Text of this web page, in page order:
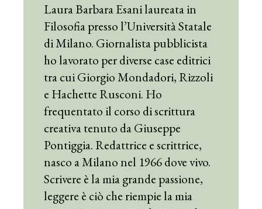
Laura Barbara Esani laureata in
Filosofia presso l’Università Statale
di Milano. Giornalista pubblicista
ho lavorato per diverse case editrici
tra cui Giorgio Mondadori, Rizzoli
e Hachette Rusconi. Ho
frequentato il corso di scrittura
creativa tenuto da Giuseppe
Pontiggia. Redattrice e scrittrice,
nasco a Milano nel 1966 dove vivo.
Scrivere è la mia grande passione,
leggere è ciò che riempie la mia